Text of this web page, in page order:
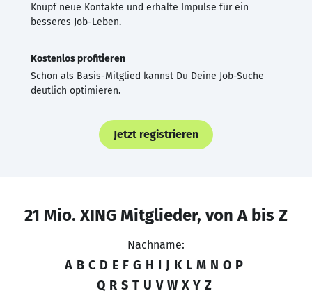
Knüpf neue Kontakte und erhalte Impulse für ein
besseres Job-Leben.
Kostenlos profitieren
Schon als Basis-Mitglied kannst Du Deine Job-Suche
deutlich optimieren.
Jetzt registrieren
21 Mio. XING Mitglieder, von A bis Z
Nachname:
A B C D E F G H I J K L M N O P
Q R S T U V W X Y Z